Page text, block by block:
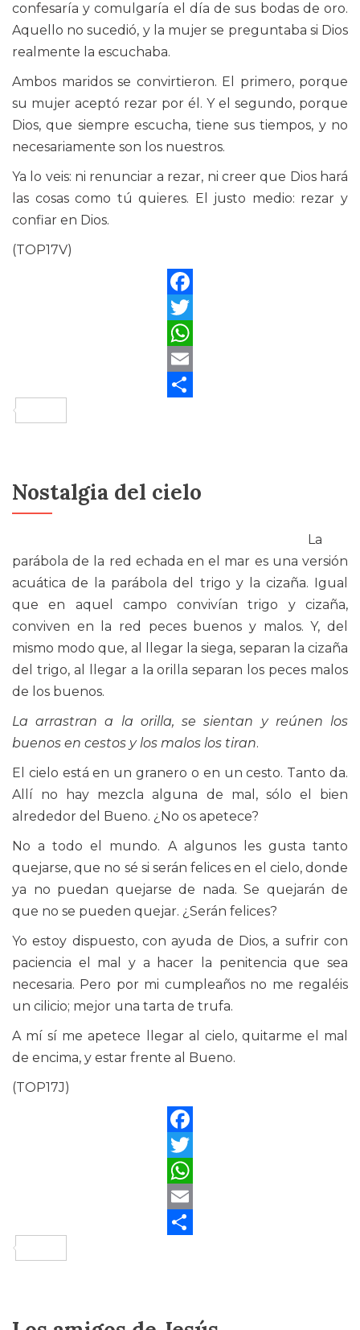
confesaría y comulgaría el día de sus bodas de oro.
Aquello no sucedió, y la mujer se preguntaba si Dios
realmente la escuchaba.
Ambos maridos se convirtieron. El primero, porque
su mujer aceptó rezar por él. Y el segundo, porque
Dios, que siempre escucha, tiene sus tiempos, y no
necesariamente son los nuestros.
Ya lo veis: ni renunciar a rezar, ni creer que Dios hará
las cosas como tú quieres. El justo medio: rezar y
confiar en Dios.
(TOP17V)
Facebook
Twitter
WhatsApp
Email
Nostalgia del cielo
La
parábola de la red echada en el mar es una versión
acuática de la parábola del trigo y la cizaña. Igual
que en aquel campo convivían trigo y cizaña,
conviven en la red peces buenos y malos. Y, del
mismo modo que, al llegar la siega, separan la cizaña
del trigo, al llegar a la orilla separan los peces malos
de los buenos.
La arrastran a la orilla, se sientan y reúnen los
buenos en cestos y los malos los tiran.
El cielo está en un granero o en un cesto. Tanto da.
Allí no hay mezcla alguna de mal, sólo el bien
alrededor del Bueno. ¿No os apetece?
No a todo el mundo. A algunos les gusta tanto
quejarse, que no sé si serán felices en el cielo, donde
ya no puedan quejarse de nada. Se quejarán de
que no se pueden quejar. ¿Serán felices?
Yo estoy dispuesto, con ayuda de Dios, a sufrir con
paciencia el mal y a hacer la penitencia que sea
necesaria. Pero por mi cumpleaños no me regaléis
un cilicio; mejor una tarta de trufa.
A mí sí me apetece llegar al cielo, quitarme el mal
de encima, y estar frente al Bueno.
(TOP17J)
Facebook
Twitter
WhatsApp
Email